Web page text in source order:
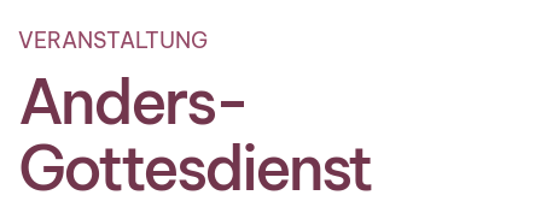
VERANSTALTUNG
Anders-
Gottesdienst